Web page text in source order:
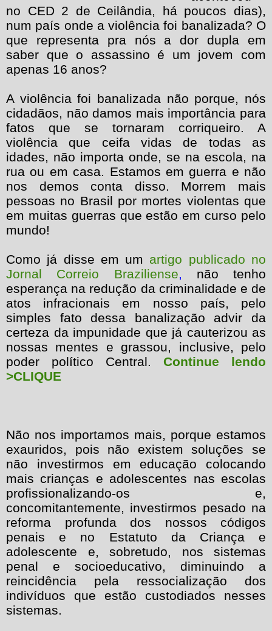
no CED 2 de Ceilândia, há poucos dias),
num país onde a violência foi banalizada? O
que representa pra nós a dor dupla em
saber que o assassino é um jovem com
apenas 16 anos?
A violência foi banalizada não porque, nós
cidadãos, não damos mais importância para
fatos que se tornaram corriqueiro. A
violência que ceifa vidas de todas as
idades, não importa onde, se na escola, na
rua ou em casa. Estamos em guerra e não
nos demos conta disso. Morrem mais
pessoas no Brasil por mortes violentas que
em muitas guerras que estão em curso pelo
mundo!
Como já disse em um artigo publicado no
Jornal Correio Braziliense, não tenho
esperança na redução da criminalidade e de
atos infracionais em nosso país, pelo
simples fato dessa banalização advir da
certeza da impunidade que já cauterizou as
nossas mentes e grassou, inclusive, pelo
poder político Central. Continue lendo
>CLIQUE
Não nos importamos mais, porque estamos
exauridos, pois não existem soluções se
não investirmos em educação colocando
mais crianças e adolescentes nas escolas
profissionalizando-os e,
concomitantemente, investirmos pesado na
reforma profunda dos nossos códigos
penais e no Estatuto da Criança e
adolescente e, sobretudo, nos sistemas
penal e socioeducativo, diminuindo a
reincidência pela ressocialização dos
indivíduos que estão custodiados nesses
sistemas.